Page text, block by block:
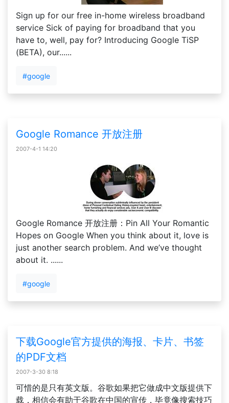
Sign up for our free in-home wireless broadband
service Sick of paying for broadband that you
have to, well, pay for? Introducing Google TiSP
(BETA), our......
#google
Google Romance 开放注册
2007-4-1 14:20
Google Romance 开放注册：Pin All Your Romantic
Hopes on Google When you think about it, love is
just another search problem. And we’ve thought
about it. ......
#google
下载Google官方提供的海报、卡片、书签
的PDF文档
2007-3-30 8:18
可惜的是只有英文版。谷歌如果把它做成中文版提供下
载，相信会有助于谷歌在中国的宣传，毕竟像搜索技巧